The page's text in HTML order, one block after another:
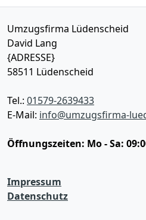
Umzugsfirma Lüdenscheid
David Lang
{ADRESSE}
58511 Lüdenscheid
Tel.: 01579-2639433
E-Mail: info@umzugsfirma-
Öffnungszeiten: Mo - Sa:
Impressum
Datenschutz